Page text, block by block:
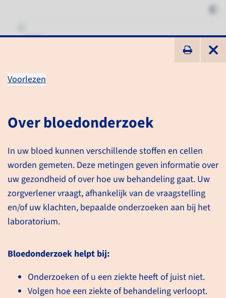
Voorlezen
Over bloedonderzoek
In uw bloed kunnen verschillende stoffen en cellen
worden gemeten. Deze metingen geven informatie over
uw gezondheid of over hoe uw behandeling gaat. Uw
zorgverlener vraagt, afhankelijk van de vraagstelling
en/of uw klachten, bepaalde onderzoeken aan bij het
laboratorium.
Bloedonderzoek helpt bij:
Onderzoeken of u een ziekte heeft of juist niet.
Volgen hoe een ziekte of behandeling verloopt.
Bloedonderzoek
Bloedonderzoek
Over bloedonderzoek